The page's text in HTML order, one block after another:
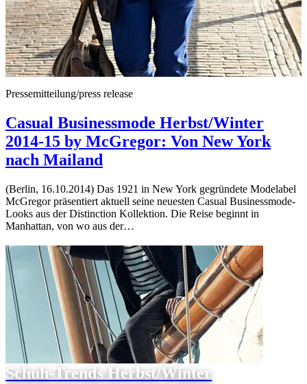
Pressemitteilung/press release
Casual Businessmode Herbst/Winter
2014-15 by McGregor: Von New York
nach Mailand
(Berlin, 16.10.2014) Das 1921 in New York gegründete Modelabel
McGregor präsentiert aktuell seine neuesten Casual Businessmode-
Looks aus der Distinction Kollektion. Die Reise beginnt in
Manhattan, von wo aus der…
Schuh-Trends Herbst/Winter